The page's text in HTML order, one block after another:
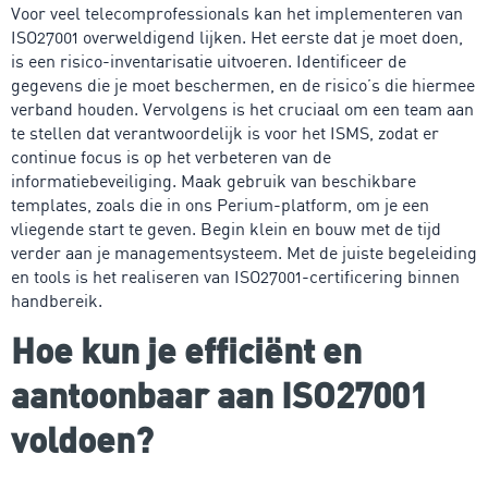
Voor veel telecomprofessionals kan het implementeren van
ISO27001 overweldigend lijken. Het eerste dat je moet doen,
is een risico-inventarisatie uitvoeren. Identificeer de
gegevens die je moet beschermen, en de risico’s die hiermee
verband houden. Vervolgens is het cruciaal om een team aan
te stellen dat verantwoordelijk is voor het ISMS, zodat er
continue focus is op het verbeteren van de
informatiebeveiliging. Maak gebruik van beschikbare
templates, zoals die in ons Perium-platform, om je een
vliegende start te geven. Begin klein en bouw met de tijd
verder aan je managementsysteem. Met de juiste begeleiding
en tools is het realiseren van ISO27001-certificering binnen
handbereik.
Hoe kun je efficiënt en
aantoonbaar aan ISO27001
voldoen?